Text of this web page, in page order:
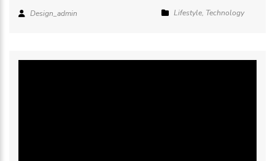
Design_admin Lifestyle, Technology